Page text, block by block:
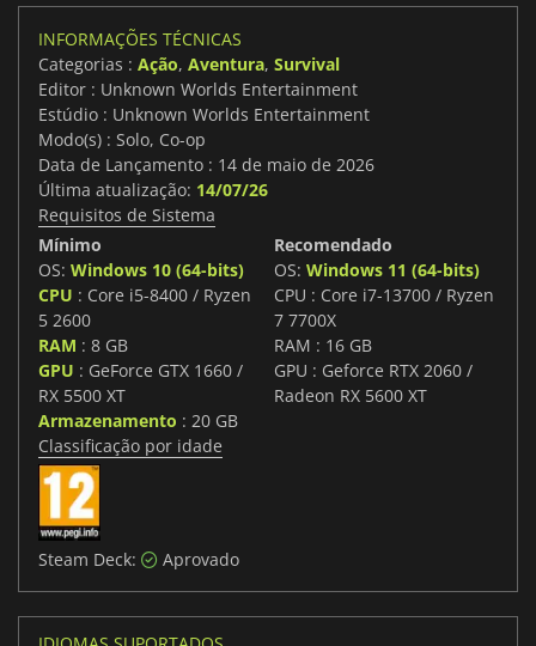
INFORMAÇÕES TÉCNICAS
Categorias : Ação, Aventura, Survival
Editor : Unknown Worlds Entertainment
Estúdio : Unknown Worlds Entertainment
Modo(s) : Solo, Co-op
Data de Lançamento : 14 de maio de 2026
Última atualização: 14/07/26
Requisitos de Sistema
Mínimo
OS: Windows 10 (64-bits)
CPU : Core i5-8400 / Ryzen
5 2600
RAM : 8 GB
GPU : GeForce GTX 1660 /
RX 5500 XT
Armazenamento : 20 GB
Recomendado
OS: Windows 11 (64-bits)
CPU : Core i7-13700 / Ryzen
7 7700X
RAM : 16 GB
GPU : Geforce RTX 2060 /
Radeon RX 5600 XT
Classificação por idade
Steam Deck: Aprovado